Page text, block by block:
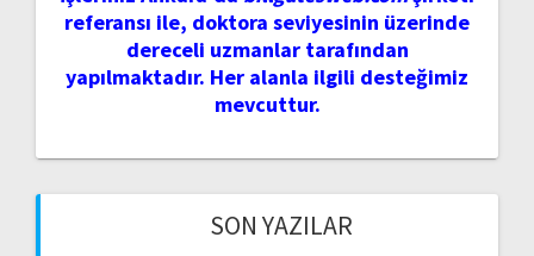
referansı ile, doktora seviyesinin üzerinde
dereceli uzmanlar tarafından
yapılmaktadır. Her alanla ilgili desteğimiz
mevcuttur.
SON YAZILAR